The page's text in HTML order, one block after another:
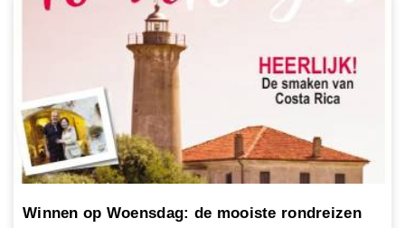
Winnen op Woensdag: de mooiste rondreizen